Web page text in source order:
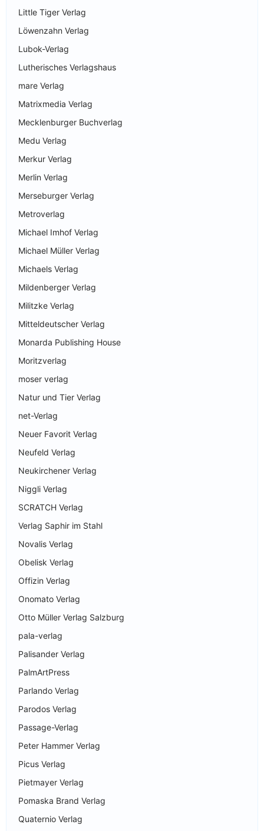
Little Tiger Verlag
Löwenzahn Verlag
Lubok-Verlag
Lutherisches Verlagshaus
mare Verlag
Matrixmedia Verlag
Mecklenburger Buchverlag
Medu Verlag
Merkur Verlag
Merlin Verlag
Merseburger Verlag
Metroverlag
Michael Imhof Verlag
Michael Müller Verlag
Michaels Verlag
Mildenberger Verlag
Militzke Verlag
Mitteldeutscher Verlag
Monarda Publishing House
Moritzverlag
moser verlag
Natur und Tier Verlag
net-Verlag
Neuer Favorit Verlag
Neufeld Verlag
Neukirchener Verlag
Niggli Verlag
SCRATCH Verlag
Verlag Saphir im Stahl
Novalis Verlag
Obelisk Verlag
Offizin Verlag
Onomato Verlag
Otto Müller Verlag Salzburg
pala-verlag
Palisander Verlag
PalmArtPress
Parlando Verlag
Parodos Verlag
Passage-Verlag
Peter Hammer Verlag
Picus Verlag
Pietmayer Verlag
Pomaska Brand Verlag
Quaternio Verlag